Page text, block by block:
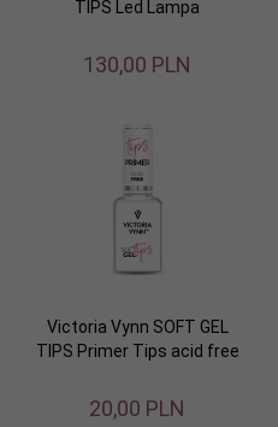
TIPS Led Lampa
130,00 PLN
Victoria Vynn SOFT GEL
TIPS Primer Tips acid free
20,00 PLN